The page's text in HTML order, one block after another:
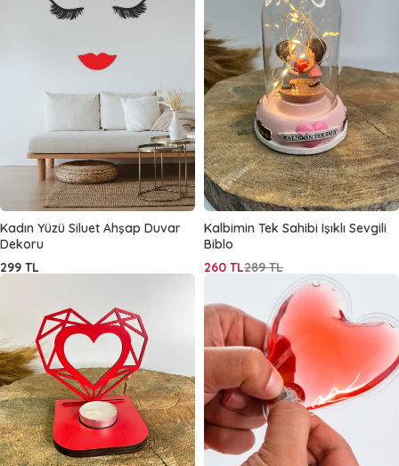
Kadın Yüzü Siluet Ahşap Duvar
Dekoru
299 TL
Kalbimin Tek Sahibi Işıklı Sevgili
Biblo
289TL
260 TL